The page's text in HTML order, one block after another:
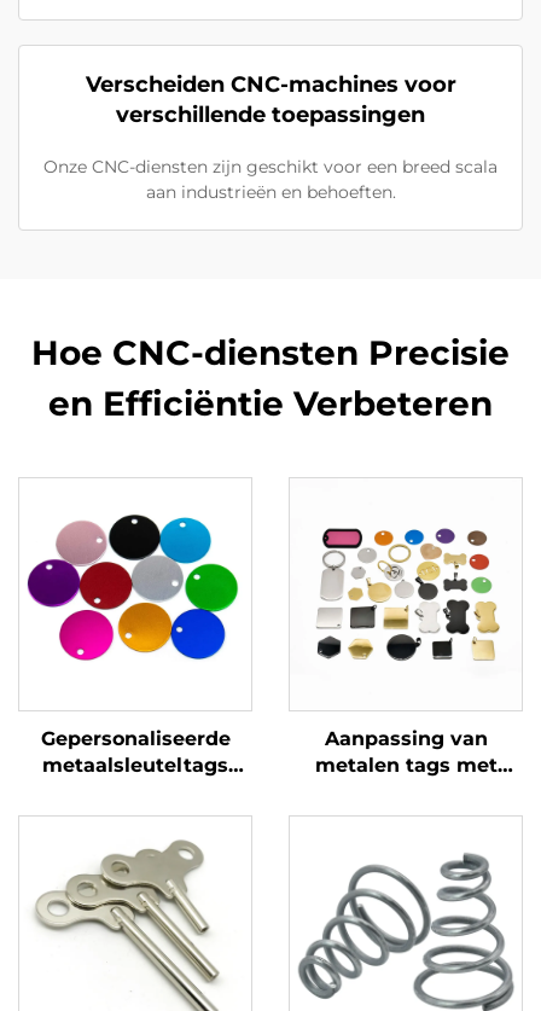
Verscheiden CNC-machines voor
verschillende toepassingen
Onze CNC-diensten zijn geschikt voor een breed scala
aan industrieën en behoeften.
Hoe CNC-diensten Precisie
en Efficiëntie Verbeteren
Gepersonaliseerde
metaalsleuteltags
blanco tags met
aangepaste gravure
logo
Aanpassing van
metalen tags met
duurzame identificatie